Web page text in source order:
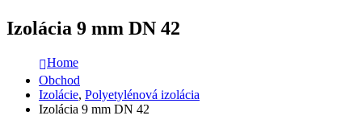
Izolácia 9 mm DN 42
Home
Obchod
Izolácie, Polyetylénová izolácia
Izolácia 9 mm DN 42